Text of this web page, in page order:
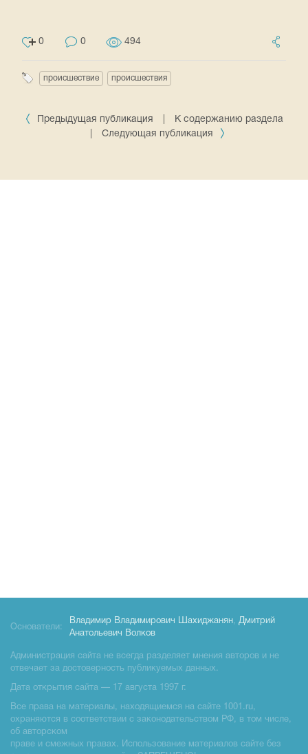
0 0 494
происшествие происшествия
Предыдущая публикация
К содержанию раздела
Следующая публикация
Основатели:
Владимир Владимирович Шахиджанян, Дмитрий
Анатольевич Волков
Администрация сайта не всегда разделяет мнения авторов и не
отвечает за достоверность публикуемых данных.
Дата открытия сайта — 17 августа 1997 г.
Все права на материалы, находящиемся на сайте 1001.ru,
охраняются в соответствии с законодательством РФ, в том числе,
об авторском
праве и смежных правах. Использование материалов сайте без